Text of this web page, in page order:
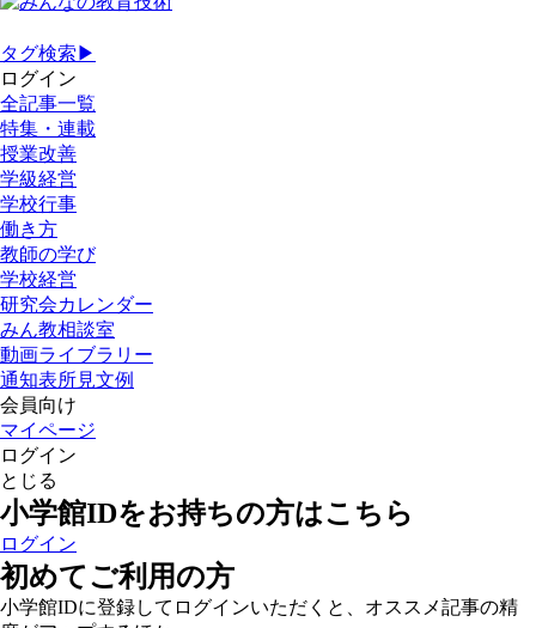
タグ検索▶
ログイン
全記事一覧
特集・連載
授業改善
学級経営
学校行事
働き方
教師の学び
学校経営
研究会カレンダー
みん教相談室
動画ライブラリー
通知表所見文例
会員向け
マイページ
ログイン
とじる
小学館IDをお持ちの方はこちら
ログイン
初めてご利用の方
小学館IDに登録してログインいただくと、オススメ記事の精